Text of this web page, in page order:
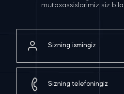
mutaxassislarimiz siz